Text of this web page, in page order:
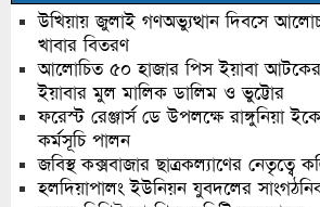
উখিয়ায় জুলাই গণঅভ্যুত্থান দিবসে
খাবার বিতরণ
আলোচিত ৫০ হাজার পিস ইয়াবা
ইয়াবার মুল মালিক ডালিম ও ভুট্টোর
ফরেস্ট রেঞ্জার্স ডে উপলক্ষে রাঙ্গুনিয়া
কর্মসূচি পালন
জবিস্থ কক্সবাজার ছাত্রকল্যাণের নেতৃত্বে
হলদিয়াপালং ইউনিয়ন যুবদলের